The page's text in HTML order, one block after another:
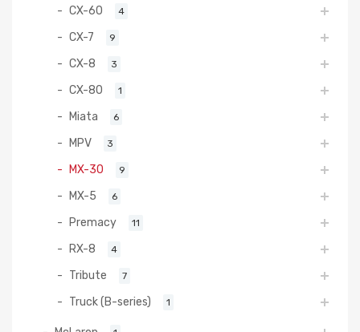
CX-60 4
CX-7 9
CX-8 3
CX-80 1
Miata 6
MPV 3
MX-30 9
MX-5 6
Premacy 11
RX-8 4
Tribute 7
Truck (B-series) 1